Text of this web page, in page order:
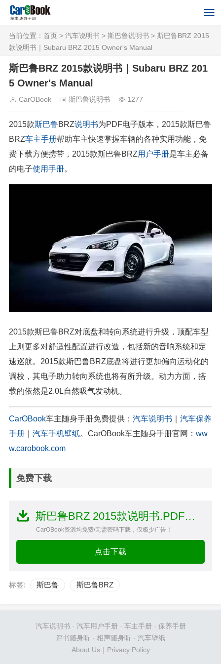
当前位置： 首页 > 汽车说明书 > 斯巴鲁说明书 > 斯巴鲁BRZ 2015
款说明书｜Subaru BRZ 2015 Owner's Manual
斯巴鲁BRZ 2015款说明书｜Subaru BRZ 201
5 Owner's Manual
CarOBook 斯巴鲁说明书 1277
2015款斯巴鲁BRZ说明书为PDF电子版本，2015款斯巴鲁
BRZ车主手册帮助车主快速掌握车辆的各种实用功能，免
费下载方便携带，2015款斯巴鲁BRZ用户手册是车主必备
的电子使用手册。
2015款斯巴鲁BRZ对底盘和转向系统进行升级，顶配车型
上则更多对舒适性配置进行改造，包括新的音响系统和定
速巡航。2015款斯巴鲁BRZ底盘将进行更加偏向运动化的
调校，其电子助力转向系统也将有所升级。动力方面，搭
载的依然是2.0L自然吸气发动机。
CarOBook车主随身手册免费提供： 汽车说明书
汽车保养
手册
汽车手机壁纸。CarOBook车主随身手册官网： ww
w.carobook.com
免费下载
斯巴鲁BRZ 2015款说明书.PDF文件
CarOBook资源均免费/无需密码下载，仅极少广告！
点击下载
标签: 斯巴鲁 斯巴鲁BRZ
汽车说明书 · 汽车用户手册· 车主手册· 保养手册
评书随身听 · 相声随身听 · 汽车壁纸
About Us｜ Privacy Policy